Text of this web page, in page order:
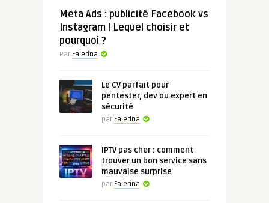
Meta Ads : publicité Facebook vs
Instagram | Lequel choisir et
pourquoi ?
Par Falerina
Le CV parfait pour
pentester, dev ou expert en
sécurité
par Falerina
IPTV pas cher : comment
trouver un bon service sans
mauvaise surprise
par Falerina